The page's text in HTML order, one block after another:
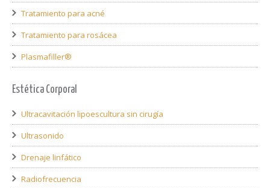
Tratamiento para acné
Tratamiento para rosácea
Plasmafiller®
Estética Corporal
Ultracavitación lipoescultura sin cirugía
Ultrasonido
Drenaje linfático
Radiofrecuencia